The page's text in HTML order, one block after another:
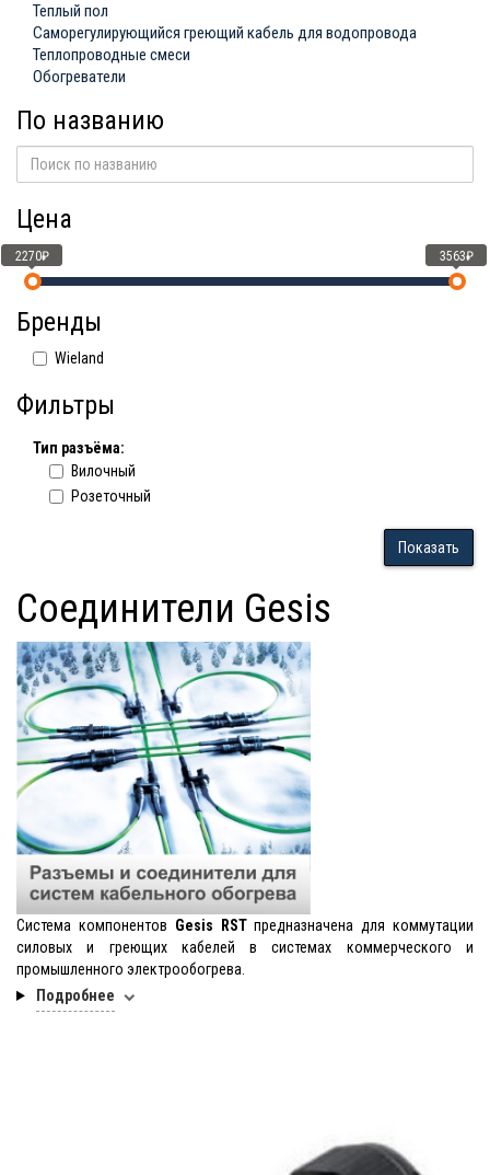
Теплый пол
Саморегулирующийся греющий кабель для водопровода
Теплопроводные смеси
Обогреватели
По названию
Цена
2270₽ 3563₽
Бренды
Wieland
Фильтры
Тип разъёма:
Вилочный
Розеточный
Показать
Соединители Gesis
Система компонентов Gesis RSTпредназначена для коммутации
силовых и греющих кабелей в системах коммерческого и
промышленного электрообогрева.
Подробнее